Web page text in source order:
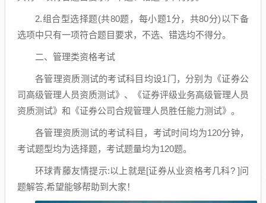
2.组合型选择题(共80题，每小题1分，共80分)以下备
选项中只有一项符合题目要求，不选、错选均不得分。
二、管理类资格考试
各管理资质测试的考试科目均设1门，分别为《证券公
司高级管理人员资质测试》、《证券评级业务高级管理人员
资质测试》和《证券公司合规管理人员胜任能力测试》。
各管理资质测试的考试科目，考试时间均为120分钟，
考试题型均为选择题，考试题量均为120题。
环球青藤友情提示:以上就是[证券从业资格考几科? ]问
题解答,希望能够帮助到大家！